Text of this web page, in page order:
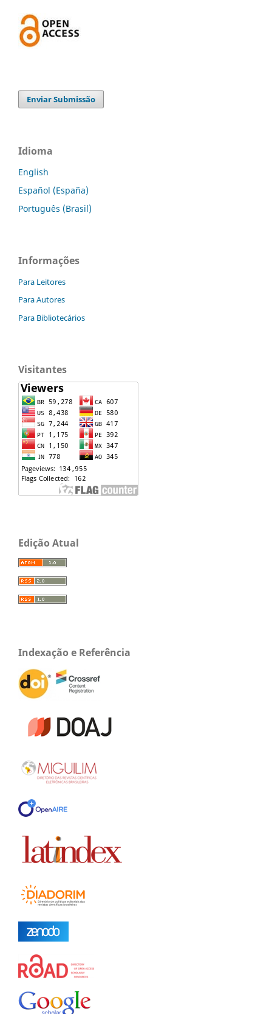
Enviar Submissão
Idioma
English
Español (España)
Português (Brasil)
Informações
Para Leitores
Para Autores
Para Bibliotecários
Visitantes
Edição Atual
Indexação e Referência